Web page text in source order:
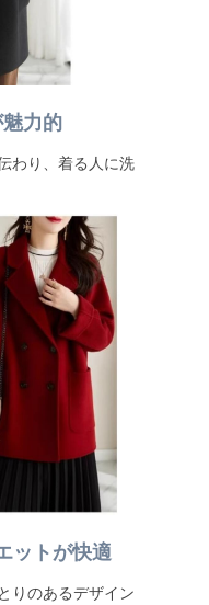
力的
わり、着る人に洗
ットが快適
りのあるデザイン